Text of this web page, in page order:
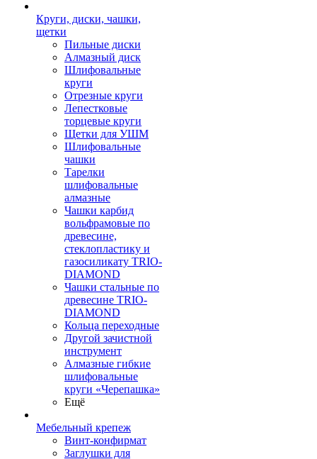
Круги, диски, чашки,
щетки
Пильные диски
Алмазный диск
Шлифовальные
круги
Отрезные круги
Лепестковые
торцевые круги
Щетки для УШМ
Шлифовальные
чашки
Тарелки
шлифовальные
алмазные
Чашки карбид
вольфрамовые по
древесине,
стеклопластику и
газосиликату TRIO-
DIAMOND
Чашки стальные по
древесине TRIO-
DIAMOND
Кольца переходные
Другой зачистной
инструмент
Алмазные гибкие
шлифовальные
круги «Черепашка»
Ещё
Мебельный крепеж
Винт-конфирмат
Заглушки для